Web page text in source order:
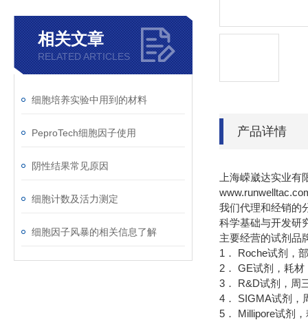
相关文章
RELATED ARTICLES
细胞培养实验中用到的材料
PeproTech细胞因子使用
阴性结果常见原因
细胞计数及活力测定
细胞因子风暴的相关信息了解
产品详情
上海嵘崴达实业
我们代理和经销的
科学基础与开发研
主要经营的试剂品
1． Roche试剂，
2． GE试剂，耗
3． R&D试剂，周
4． SIGMA试剂，
5． Millipore试剂